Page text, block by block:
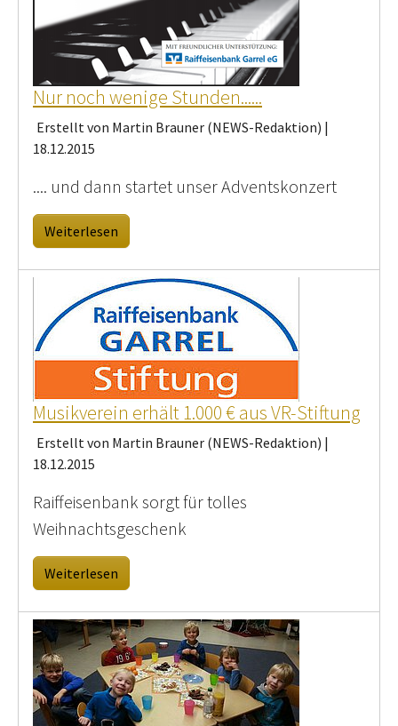
Nur noch wenige Stunden......
Erstellt von Martin Brauner (NEWS-Redaktion) |
18.12.2015
.... und dann startet unser Adventskonzert
Weiterlesen
Musikverein erhält 1.000 € aus VR-Stiftung
Erstellt von Martin Brauner (NEWS-Redaktion) |
18.12.2015
Raiffeisenbank sorgt für tolles
Weihnachtsgeschenk
Weiterlesen